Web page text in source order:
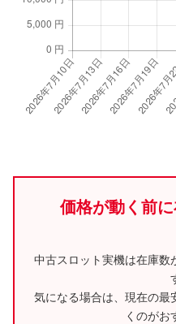
価格が動く前
中古スロット実機は在庫数
気になる場合は、現在の最
くのがお